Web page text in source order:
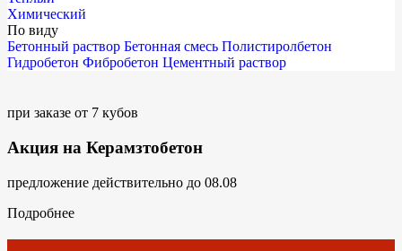
Химический
По виду
Бетонный раствор Бетонная смесь Полистиролбетон
Гидробетон Фибробетон Цементный раствор
при заказе от 7 кубов
Акция на Керамзтобетон
предложение действительно до 08.08
Подробнее